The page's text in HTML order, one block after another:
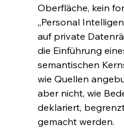
Oberfläche, kein
„Personal
auf private
die Einführung
semantischen
wie Quellen
aber nicht, wie
deklariert,
gemacht werden.